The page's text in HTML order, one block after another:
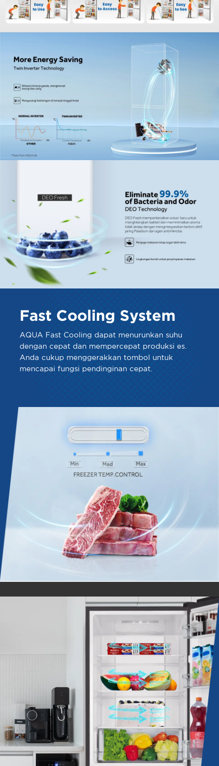
Fast Cooling System
AQUA Fast Cooling dapat menurunkan suhu
dengan cepat dan mempercepat produksi es.
Anda cukup menggerakkan tombol untuk
mencapai fungsi pendinginan cepat.